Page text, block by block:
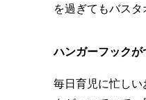
を過ぎてもバス
ハンガーフック
毎日育児に忙し